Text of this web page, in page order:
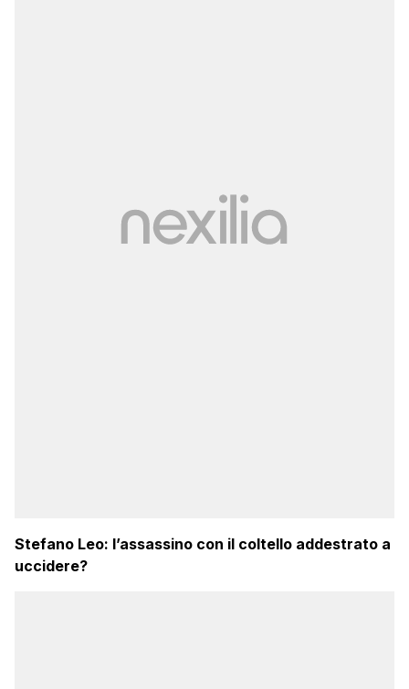
Stefano Leo: l’assassino con il coltello addestrato a
uccidere?